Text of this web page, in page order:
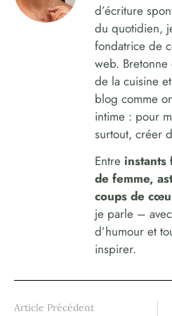
d’écriture
du quotidien,
fondatrice de
web. Bretonne
de la cuisine
blog comme
intime : pour
surtout, créer
Entre instants
de femme,
coups de
je parle –
d’humour et
inspirer.
Article Précédent